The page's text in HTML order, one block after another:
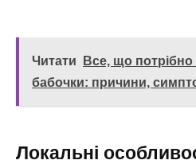
Читати
Все, що
бабочки: причини,
Локальні